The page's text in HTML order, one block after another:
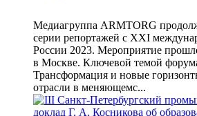
Медиагруппа ARMTORG
серии репортажей с ХХI
России 2023. Мероприятие
в Москве. Ключевой темой
Трансформация и новые
отрасли в меняющемс...